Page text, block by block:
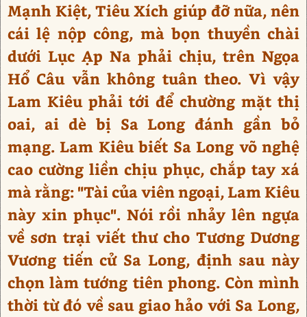
Mạnh Kiệt, Tiêu Xích giúp đỡ nữa, nên
cái lệ nộp công, mà bọn thuyền chài
dưới Lục Ạp Na phải chịu, trên Ngọa
Hổ Câu vẫn không tuân theo. Vì vậy
Lam Kiêu phải tới để chường mặt thị
oai, ai dè bị Sa Long đánh gần bỏ
mạng. Lam Kiêu biết Sa Long võ nghệ
cao cường liền chịu phục, chắp tay xá
mà rằng: "Tài của viên ngoại, Lam Kiêu
này xin phục". Nói rồi nhảy lên ngựa
về sơn trại viết thư cho Tương Dương
Vương tiến cử Sa Long, định sau này
chọn làm tướng tiên phong. Còn mình
thời từ đó về sau giao hảo với Sa Long,